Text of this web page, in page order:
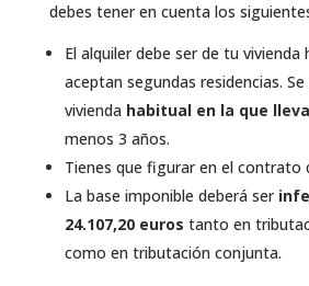
debes tener en cuenta los
El alquiler debe ser de tu vivienda
aceptan segundas residencias.
vivienda habitual en la que
menos 3 años.
Tienes que figurar en el contrato
La base imponible deberá ser
24.107,20 euros tanto en
como en tributación conjunta.